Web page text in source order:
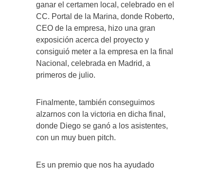
ganar el certamen local, celebrado en el
CC. Portal de la Marina, donde Roberto,
CEO de la empresa, hizo una gran
exposición acerca del proyecto y
consiguió meter a la empresa en la final
Nacional, celebrada en Madrid, a
primeros de julio.
Finalmente, también conseguimos
alzarnos con la victoria en dicha final,
donde Diego se ganó a los asistentes,
con un muy buen pitch.
Es un premio que nos ha ayudado